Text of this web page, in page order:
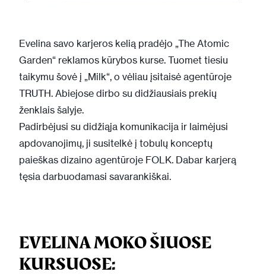
Evelina savo karjeros kelią pradėjo „The Atomic
Garden“ reklamos kūrybos kurse. Tuomet tiesiu
taikymu šovė į „Milk“, o vėliau įsitaisė agentūroje
TRUTH. Abiejose dirbo su didžiausiais prekių
ženklais šalyje.
Padirbėjusi su didžiąja komunikacija ir laimėjusi
apdovanojimų, ji susitelkė į tobulų konceptų
paieškas dizaino agentūroje FOLK. Dabar karjerą
tęsia darbuodamasi savarankiškai.
EVELINA MOKO ŠIUOSE
KURSUOSE: